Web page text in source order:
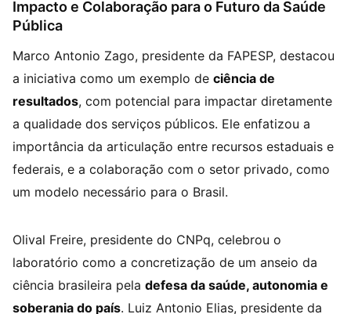
Impacto e Colaboração para o Futuro da Saúde
Pública
Marco Antonio Zago, presidente da FAPESP, destacou
a iniciativa como um exemplo de ciência de
resultados, com potencial para impactar diretamente
a qualidade dos serviços públicos. Ele enfatizou a
importância da articulação entre recursos estaduais e
federais, e a colaboração com o setor privado, como
um modelo necessário para o Brasil.
Olival Freire, presidente do CNPq, celebrou o
laboratório como a concretização de um anseio da
ciência brasileira pela defesa da saúde, autonomia e
soberania do país. Luiz Antonio Elias, presidente da